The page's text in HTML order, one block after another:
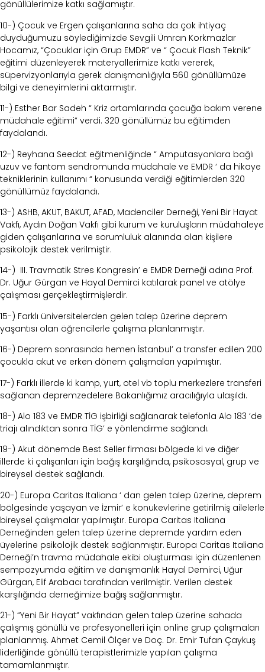
gönüllülerimize katkı sağlamıştır.
10-) Çocuk ve Ergen çalışanlarına saha da çok ihtiyaç
duyduğumuzu söylediğimizde Sevgili Ümran Korkmazlar
Hocamız, “Çocuklar için Grup EMDR” ve “ Çocuk Flash Teknik”
eğitimi düzenleyerek materyallerimize katkı vererek,
süpervizyonlarıyla gerek danışmanlığıyla 560 gönüllümüze
bilgi ve deneyimlerini aktarmıştır.
11-) Esther Bar Sadeh “ Kriz ortamlarında çocuğa bakım verene
müdahale eğitimi” verdi. 320 gönüllümüz bu eğitimden
faydalandı.
12-) Reyhana Seedat eğitmenliğinde “ Amputasyonlara bağlı
uzuv ve fantom sendromunda müdahale ve EMDR ‘ da hikaye
tekniklerinin kullanımı “ konusunda verdiği eğitimlerden 320
gönüllümüz faydalandı.
13-) ASHB, AKUT, BAKUT, AFAD, Madenciler Derneği, Yeni Bir Hayat
Vakfı, Aydın Doğan Vakfı gibi kurum ve kuruluşların müdahaleye
giden çalışanlarına ve sorumluluk alanında olan kişilere
psikolojik destek verilmiştir.
14-) III. Travmatik Stres Kongresin’ e EMDR Derneği adına Prof.
Dr. Uğur Gürgan ve Hayal Demirci katılarak panel ve atölye
çalışması gerçekleştirmişlerdir.
15-) Farklı üniversitelerden gelen talep üzerine deprem
yaşantısı olan öğrencilerle çalışma planlanmıştır.
16-) Deprem sonrasında hemen İstanbul’ a transfer edilen 200
çocukla akut ve erken dönem çalışmaları yapılmıştır.
17-) Farklı illerde ki kamp, yurt, otel vb toplu merkezlere transferi
sağlanan depremzedelere Bakanlığımız aracılığıyla ulaşıldı.
18-) Alo 183 ve EMDR TİG işbirliği sağlanarak telefonla Alo 183 ‘de
triajı alındıktan sonra TİG’ e yönlendirme sağlandı.
19-) Akut dönemde Best Seller firması bölgede ki ve diğer
illerde ki çalışanları için bağış karşılığında, psikososyal, grup ve
bireysel destek sağlandı.
20-) Europa Caritas Italiana ‘ dan gelen talep üzerine, deprem
bölgesinde yaşayan ve İzmir’ e konukevlerine getirilmiş ailelerle
bireysel çalışmalar yapılmıştır. Europa Caritas Italiana
Derneğinden gelen talep üzerine depremde yardım eden
üyelerine psikolojik destek sağlanmıştır. Europa Caritas Italiana
Derneği’n travma müdahale ekibi oluşturması için düzenlenen
sempozyumda eğitim ve danışmanlık Hayal Demirci, Uğur
Gürgan, Elif Arabacı tarafından verilmiştir. Verilen destek
karşılığında derneğimize bağış sağlanmıştır.
21-) “Yeni Bir Hayat” vakfından gelen talep üzerine sahada
çalışmış gönüllü ve profesyonelleri için online grup çalışmaları
planlanmış. Ahmet Cemil Ölçer ve Doç. Dr. Emir Tufan Çaykuş
liderliğinde gönüllü terapistlerimizle yapılan çalışma
tamamlanmıştır.